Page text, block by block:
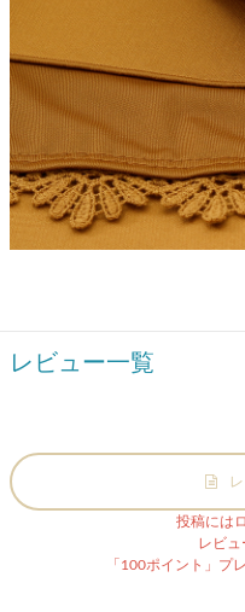
レビュー一覧
投稿には
レビュ
「100ポイント」プ